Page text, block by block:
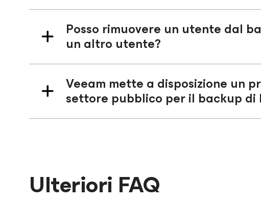
Posso rimuovere un utente dal
un altro utente?
Veeam mette a disposizione un
settore pubblico per il backup di
Ulteriori FAQ